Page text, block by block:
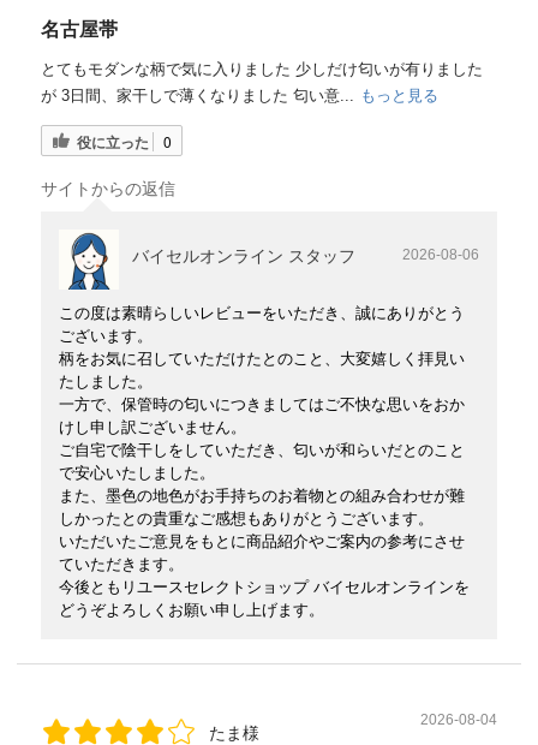
名古屋帯
とてもモダンな柄で気に入りました 少しだけ匂いが有りました
が 3日間、家干しで薄くなりました 匂い意... もっと見る
役に立った 0
サイトからの返信
バイセルオンライン スタッフ 2026-08-06
この度は素晴らしいレビューをいただき、誠にありがとう
ございます。
柄をお気に召していただけたとのこと、大変嬉しく拝見い
たしました。
一方で、保管時の匂いにつきましてはご不快な思いをおか
けし申し訳ございません。
ご自宅で陰干しをしていただき、匂いが和らいだとのこと
で安心いたしました。
また、墨色の地色がお手持ちのお着物との組み合わせが難
しかったとの貴重なご感想もありがとうございます。
いただいたご意見をもとに商品紹介やご案内の参考にさせ
ていただきます。
今後ともリユースセレクトショップ バイセルオンラインを
どうぞよろしくお願い申し上げます。
たま様
2026-08-04